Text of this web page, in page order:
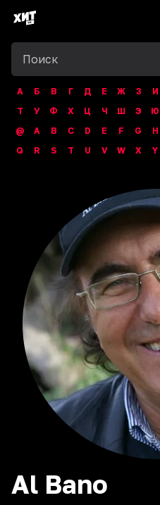
А Б В Г Д Е Ж З И
Т
У Ф Х Ц Ч Ш Э Ю
@
A B C D E F G H
Q
R S T U V W X Y
Al Bano